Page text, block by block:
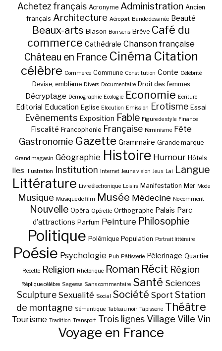
Achetez français Acronyme Administration Ancien
français Architecture Aéroport Bande dessinée Beauté
Beaux-arts Blason Bon sens Brève Café du
commerce Cathédrale Chanson française
Château en France Cinéma Citation
célèbre Commerce Commune Constitution Conte Célébrité
Devise, emblème Divers Documentaire Droit des femmes
Décryptage Démographie Ecologie Economie Ecriture
Editorial Education Eglise Elocution Emission Erotisme Essai
Evènements Exposition Fable Figure de style Finance
Fiscalité Francophonie Française Féminisme Fête
Gastronomie Gazette Grammaire Grande marque
Grand magasin Géographie Histoire Humour Hôtels
Iles Illustration Institution Internet Jeune vision Jeux Lai Langue
Littérature Livre électronique Loisirs Manifestation Mer Mode
Musique Musique de film Musée Médecine No comment
Nouvelle Opéra Opérette Orthographe Palais Parc
d'attractions Parfum Peinture Philosophie
Politique Polémique Population Portrait littéraire
Poésie Psychologie Pub Pâtisserie Pélerinage Quartier
Recette Religion Rhétorique Roman Récit Région
Réplique célèbre Sagesse Sans commentaire Santé Sciences
Sculpture Sexualité Social Société Sport Station
de montagne Sémantique Tableau noir Tapisserie Théâtre
Tourisme Tradition Transport Trois lignes Village Ville Vin
Voyage en France